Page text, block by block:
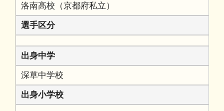
洛南高校（京都府私立）
選手区分
出身中学
深草中学校
出身小学校